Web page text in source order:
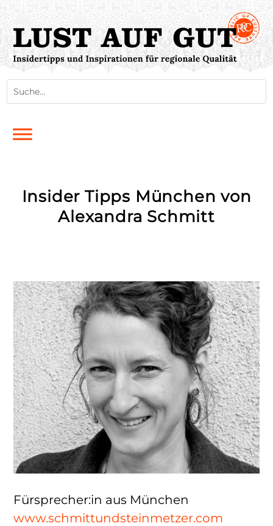
Insider Tipps München von
Alexandra Schmitt
Fürsprecher:in aus München
www.schmittundsteinmetzer.com